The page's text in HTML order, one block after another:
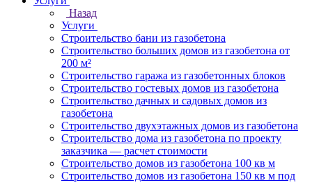
Назад
Услуги
Строительство бани из газобетона
Строительство больших домов из газобетона от
200 м²
Строительство гаража из газобетонных блоков
Строительство гостевых домов из газобетона
Строительство дачных и садовых домов из
газобетона
Строительство двухэтажных домов из газобетона
Строительство дома из газобетона по проекту
заказчика — расчет стоимости
Строительство домов из газобетона 100 кв м
Строительство домов из газобетона 150 кв м под